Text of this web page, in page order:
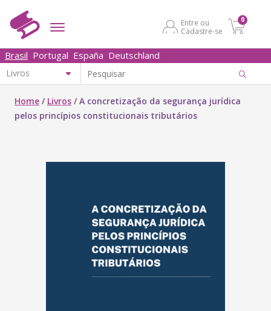
Entre ou
Cadastre-se
0
Brasil Portugal España Deutschland
Home / Livros /A concretização da segurança jurídica
pelos princípios constitucionais tributários